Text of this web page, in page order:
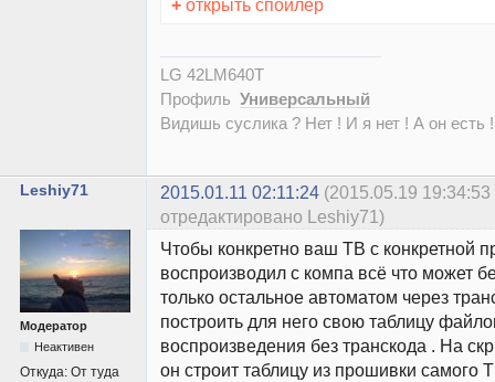
+ открыть спойлер
LG 42LM640T
Профиль Универсальный
Видишь суслика ? Нет ! И я нет ! А он есть
Leshiy71 2015.01.11 02:11:24 (2015.05.19 19:34:53
отредактировано Leshiy71)
Модератор
Неактивен
Откуда: От туда
Чтобы конкретно ваш ТВ с конкретной
воспроизводил с компа всё что может
только остальное автоматом через
построить для него свою таблицу
воспроизведения без транскода . На
он строит таблицу из прошивки самого